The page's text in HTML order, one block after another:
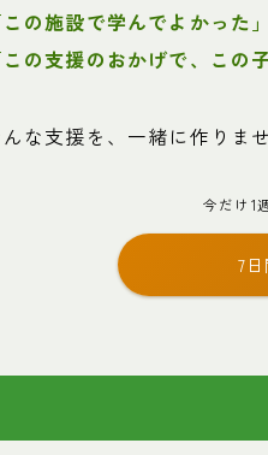
この施設で学んでよかった」
この支援のおかげで、この
んな支援を、一緒に作りま
今だけ1
7